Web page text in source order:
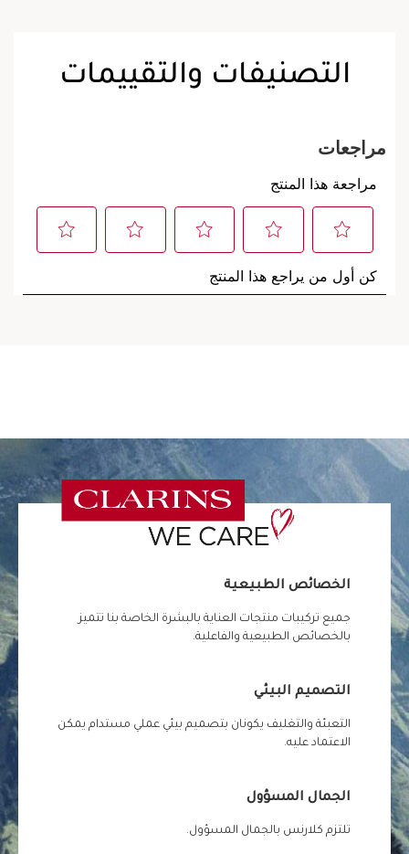
التصنيفات والتقييمات
الخصائص الطبيعية
جميع تركيبات منتجات العناية بالبشرة الخاصة بنا تتميز
بالخصائص الطبيعية والفاعلية.
التصميم البيئي
التعبئة والتغليف يكونان بتصميم بيئي عملي مستدام يمكن
الاعتماد عليه.
الجمال المسؤول
تلتزم كلارنس بالجمال المسؤول.